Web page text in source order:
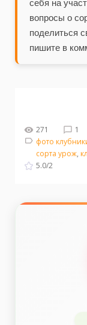
себя на
вопросы о
поделиться
пишите в
271
1
фото
сорта урож,
5.0/2